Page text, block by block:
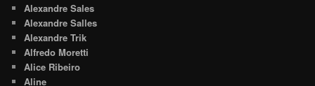
Alexandre Sales
Alexandre Salles
Alexandre Trik
Alfredo Moretti
Alice Ribeiro
Aline